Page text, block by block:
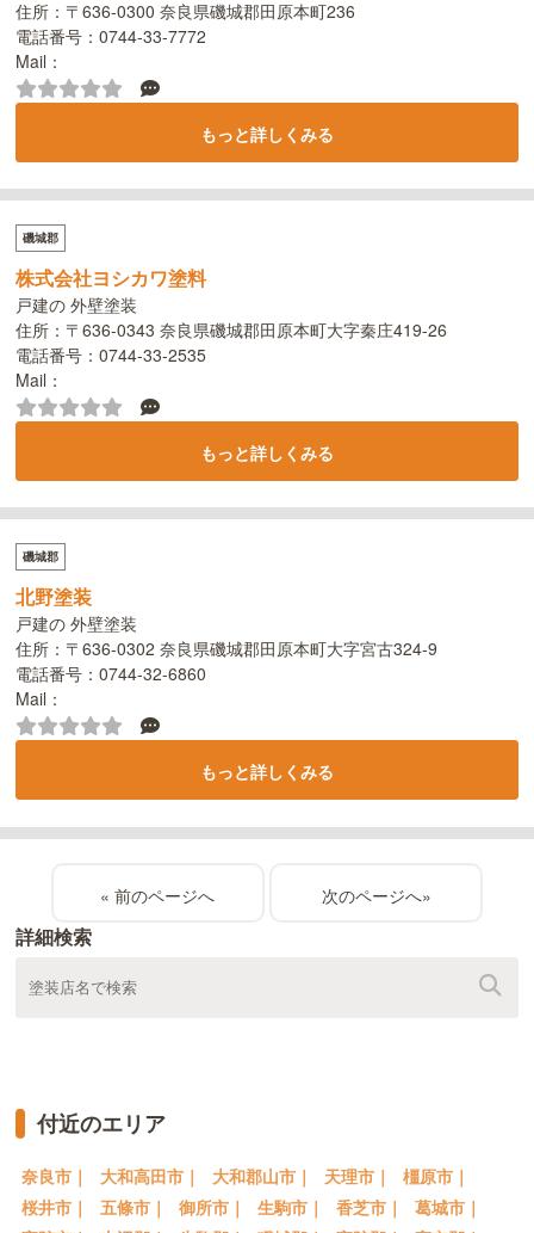
詳細検索
住所：〒636-0300 奈良県磯城郡田原本町236
電話番号：0744-33-7772
Mail：
もっと詳しくみる
磯城郡
株式会社ヨシカワ塗料
戸建の 外壁塗装
住所：〒636-0343 奈良県磯城郡田原本町大字秦庄419-26
電話番号：0744-33-2535
Mail：
もっと詳しくみる
磯城郡
北野塗装
戸建の 外壁塗装
住所：〒636-0302 奈良県磯城郡田原本町大字宮古324-9
電話番号：0744-32-6860
Mail：
もっと詳しくみる
« »
付近のエリア
奈良市｜ 大和高田市｜ 大和郡山市｜ 天理市｜
橿原市｜
桜井市｜
五條市｜ 御所市｜ 生駒市｜ 香芝市｜
葛城市｜